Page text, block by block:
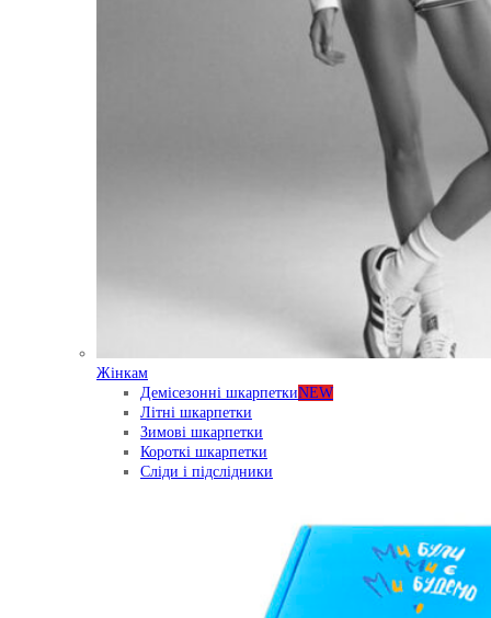
Жінкам
Демісезонні шкарпеткиNEW
Літні шкарпетки
Зимові шкарпетки
Короткі шкарпетки
Сліди і підслідники